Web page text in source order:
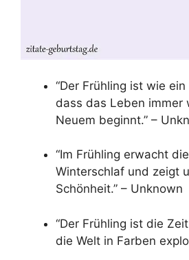
“Der Frühling ist wie
dass das Leben immer
Neuem beginnt.” –
“Im Frühling erwacht
Winterschlaf und zeigt
Schönheit.” – Unknown
“Der Frühling ist die
die Welt in Farben